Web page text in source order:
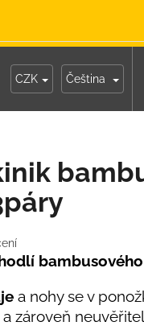
Moje objednávka
CZK Čeština
a nohy se v
zároveň